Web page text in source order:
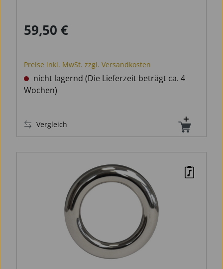
Regulärer Preis:
59,50 €
Preise inkl. MwSt. zzgl. Versandkosten
nicht lagernd (Die Lieferzeit beträgt ca. 4
Wochen)
Vergleich